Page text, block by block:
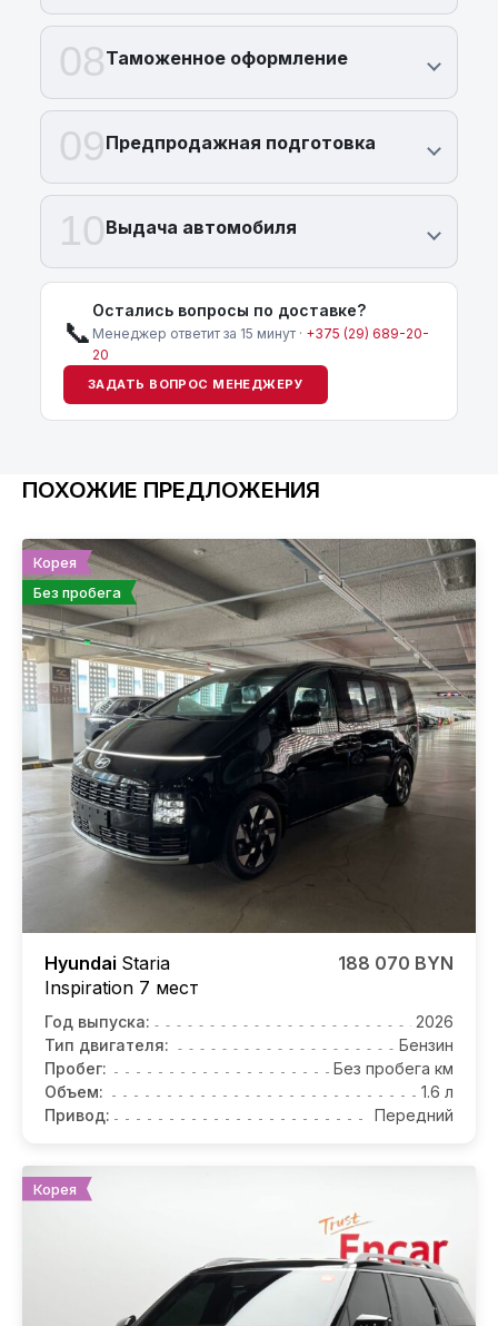
08Таможенное оформление
09Предпродажная подготовка
10Выдача автомобиля
📞
Остались вопросы по доставке?
Менеджер ответит за 15 минут · +375 (29) 689-20-
20
ЗАДАТЬ ВОПРОС МЕНЕДЖЕРУ
ПОХОЖИЕ ПРЕДЛОЖЕНИЯ
Корея
Без пробега
Hyundai Staria
Inspiration 7 мест
188 070 BYN
Год выпуска:
2026
Тип двигателя:
Бензин
Пробег:
Без пробега км
Объем:
1.6 л
Привод:
Передний
Корея